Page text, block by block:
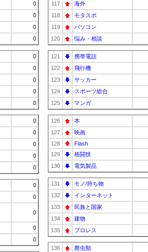
0
0
0
0
0
0
0
0
0
0
0
0
0
0
0
0
0
0
0
117
海外
118
モタスポ
119
パソコン
120
悩み・相談
121
携帯電話
122
飛行機
123
サッカー
124
スポーツ総合
125
マンガ
126
本
127
映画
128
Flash
129
格闘技
130
電気製品
131
モノ/持ち物
132
インターネット
133
民族と国家
134
建物
135
プロレス
136
爬虫類